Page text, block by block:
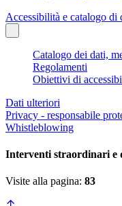
Accessibilità e catalogo di
Catalogo dei dati,
Regolamenti
Obiettivi di
Dati ulteriori
Privacy - responsabile
Whistleblowing
Interventi straordinari e
Visite alla pagina: 83